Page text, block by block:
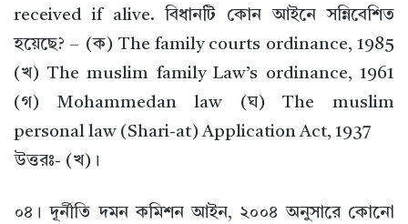
received if alive. বিধানটি কোন আইনে সন্নিবেশিত
হয়েছে? – (ক) The family courts ordinance, 1985
(খ) The muslim family Law’s ordinance, 1961
(গ) Mohammedan law (ঘ) The muslim
personal law (Shari-at) Application Act, 1937
উত্তরঃ- (খ)।
০৪। দূর্নীতি দমন কমিশন আইন, ২০০৪ অনুসারে কোনো